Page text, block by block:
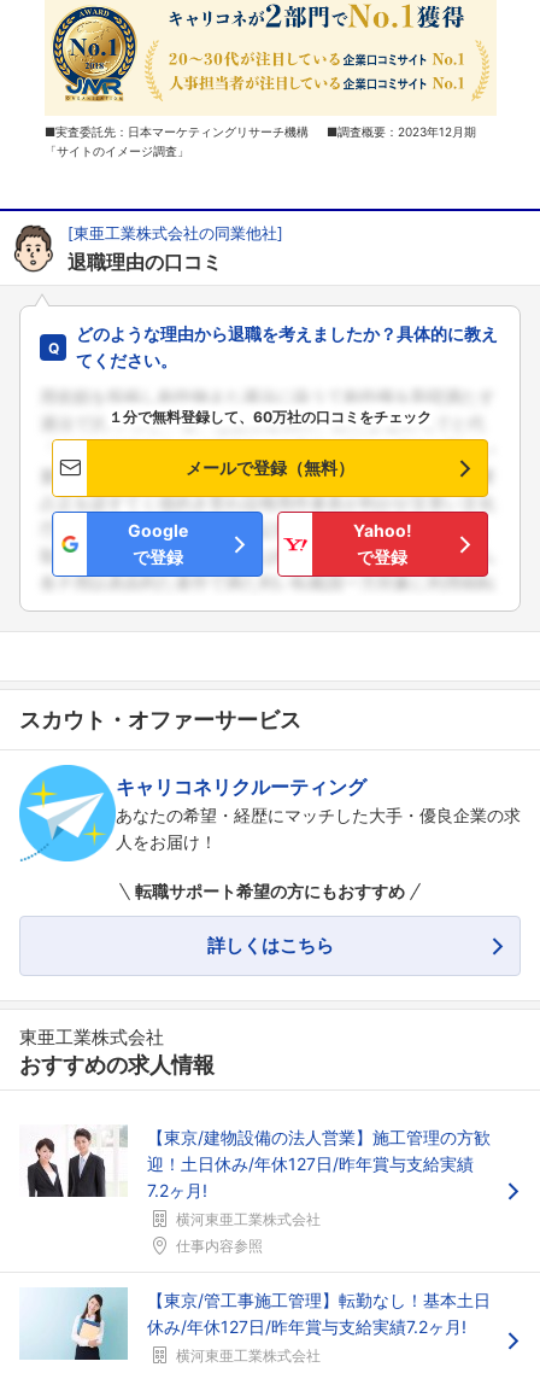
■実査委託先：日本マーケティングリサーチ機構 ■調査概要：2023年12月期
「サイトのイメージ調査」
[東亜工業株式会社の同業他社]
退職理由の口コミ
どのような理由から退職を考えましたか？具体的に教え
てください。
１分で無料登録して、60万社の口コミをチェック
メールで登録（無料）
Google
で登録
Yahoo!
で登録
スカウト・オファーサービス
キャリコネリクルーティング
あなたの希望・経歴にマッチした大手・優良企業の求
人をお届け！
転職サポート希望の方にもおすすめ
詳しくはこちら
東亜工業株式会社
おすすめの求人情報
【東京/建物設備の法人営業】施工管理の方歓
迎！土日休み/年休127日/昨年賞与支給実績
7.2ヶ月!
横河東亜工業株式会社
仕事内容参照
【東京/管工事施工管理】転勤なし！基本土日
休み/年休127日/昨年賞与支給実績7.2ヶ月!
横河東亜工業株式会社